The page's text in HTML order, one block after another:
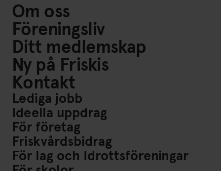
Om oss
Föreningsliv
Ditt medlemskap
Ny på Friskis
Kontakt
Lediga jobb
Ideella uppdrag
För företag
Friskvårdsbidrag
För lag och Idrottsföreningar